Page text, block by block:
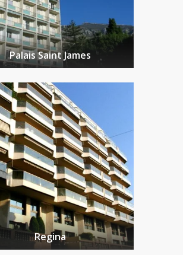
Palais Saint James
Regina